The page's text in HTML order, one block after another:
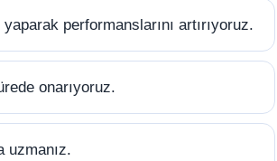
performanslarını artırıyoruz.
onarıyoruz.
uzmanız.